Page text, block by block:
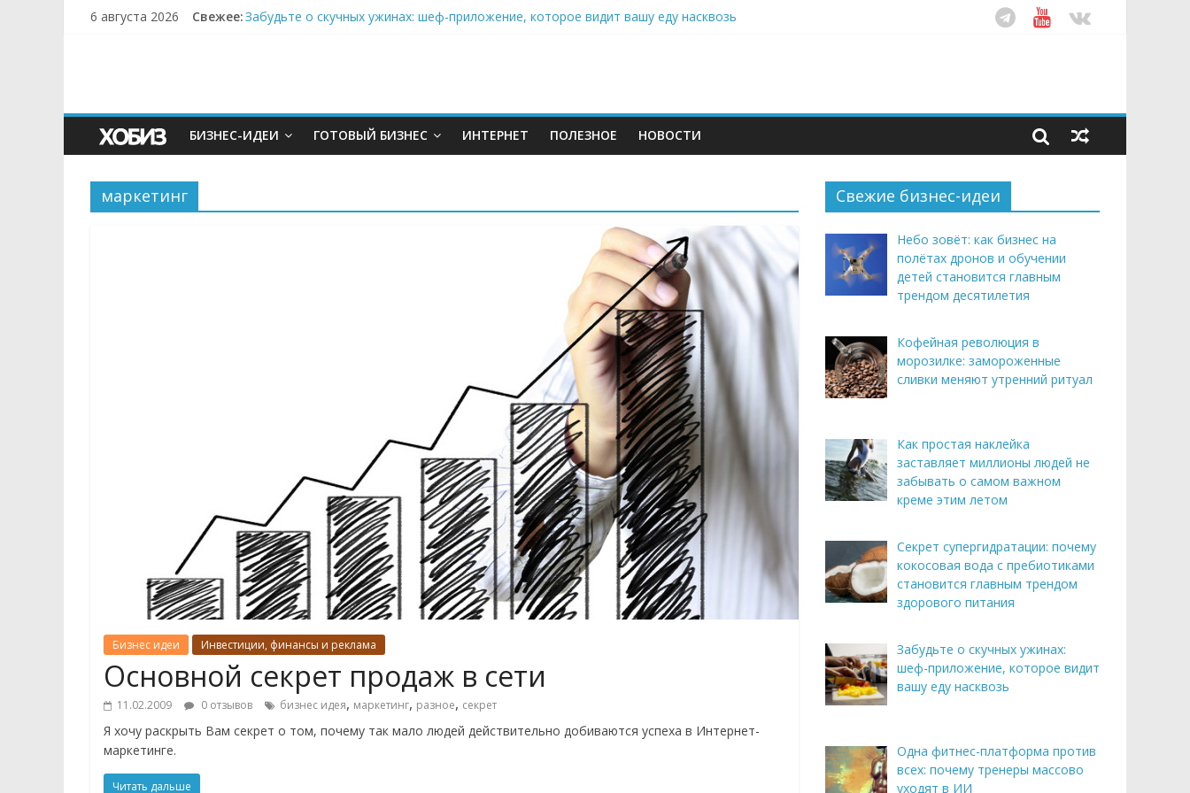
6 августа 2026 Свежее:Забудьте о скучных ужинах: шеф-приложение, которое видит вашу еду насквозь
БИЗНЕС-ИДЕИ ГОТОВЫЙ БИЗНЕС ИНТЕРНЕТ ПОЛЕЗНОЕ НОВОСТИ
маркетинг
Бизнес идеи Инвестиции, финансы и реклама
Основной секрет продаж в сети
11.02.2009 0 отзывов бизнес идея, маркетинг, разное, секрет
Я хочу раскрыть Вам секрет о том, почему так мало людей действительно добиваются успеха в Интернет-
маркетинге.
Читать дальше
Свежие бизнес-идеи
Небо зовёт: как бизнес на
полётах дронов и обучении
детей становится главным
трендом десятилетия
Кофейная революция в
морозилке: замороженные
сливки меняют утренний ритуал
Как простая наклейка
заставляет миллионы людей не
забывать о самом важном
креме этим летом
Секрет супергидратации: почему
кокосовая вода с пребиотиками
становится главным трендом
здорового питания
Забудьте о скучных ужинах:
шеф-приложение, которое видит
вашу еду насквозь
Одна фитнес-платформа против
всех: почему тренеры массово
уходят в ИИ